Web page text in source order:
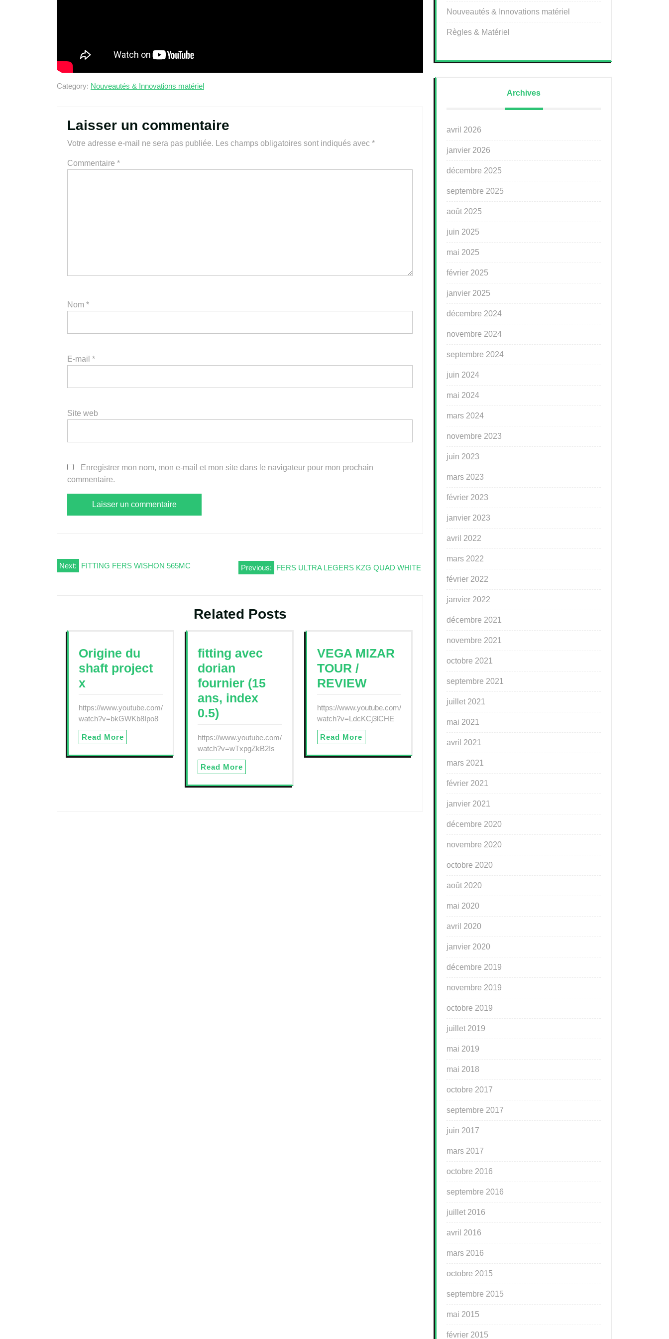
Category: Nouveautés & Innovations matériel
Laisser un commentaire
Votre adresse e-mail ne sera pas publiée. Les champs obligatoires sont indiqués avec *
Commentaire *
Nom *
E-mail *
Site web
Enregistrer mon nom, mon e-mail et mon site dans le navigateur pour mon prochain
commentaire.
Navigation
Previous: FERS ULTRA LEGERS KZG QUAD WHITE
Next: FITTING FERS WISHON 565MC
Related Posts
Origine du
shaft project
x
https://www.youtube.com/
watch?v=bkGWKb8Ipo8
Read More
fitting avec
dorian
fournier (15
ans, index
0.5)
https://www.youtube.com/
watch?v=wTxpgZkB2Is
Read More
VEGA MIZAR
TOUR /
REVIEW
https://www.youtube.com/
watch?v=LdcKCj3lCHE
Read More
Nouveautés & Innovations matériel
Règles & Matériel
Archives
avril 2026
janvier 2026
décembre 2025
septembre 2025
août 2025
juin 2025
mai 2025
février 2025
janvier 2025
décembre 2024
novembre 2024
septembre 2024
juin 2024
mai 2024
mars 2024
novembre 2023
juin 2023
mars 2023
février 2023
janvier 2023
avril 2022
mars 2022
février 2022
janvier 2022
décembre 2021
novembre 2021
octobre 2021
septembre 2021
juillet 2021
mai 2021
avril 2021
mars 2021
février 2021
janvier 2021
décembre 2020
novembre 2020
octobre 2020
août 2020
mai 2020
avril 2020
janvier 2020
décembre 2019
novembre 2019
octobre 2019
juillet 2019
mai 2019
mai 2018
octobre 2017
septembre 2017
juin 2017
mars 2017
octobre 2016
septembre 2016
juillet 2016
avril 2016
mars 2016
octobre 2015
septembre 2015
mai 2015
février 2015